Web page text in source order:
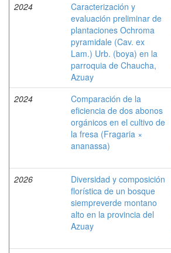
2024
Caracterización y
evaluación preliminar de
plantaciones Ochroma
pyramidale (Cav. ex
Lam.) Urb. (boya) en la
parroquia de Chaucha,
Azuay
2024
Comparación de la
eficiencia de dos abonos
orgánicos en el cultivo de
la fresa (Fragaria ×
ananassa)
2026
Diversidad y composición
florística de un bosque
siempreverde montano
alto en la provincia del
Azuay